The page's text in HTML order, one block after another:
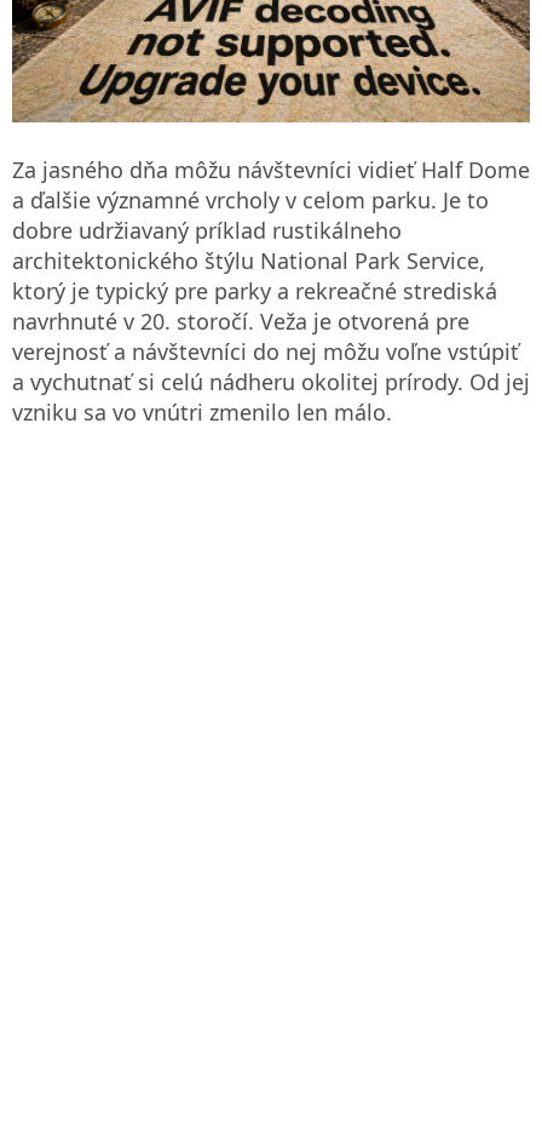
Za jasného dňa môžu návštevníci vidieť Half Dome
a ďalšie významné vrcholy v celom parku. Je to
dobre udržiavaný príklad rustikálneho
architektonického štýlu National Park Service,
ktorý je typický pre parky a rekreačné strediská
navrhnuté v 20. storočí. Veža je otvorená pre
verejnosť a návštevníci do nej môžu voľne vstúpiť
a vychutnať si celú nádheru okolitej prírody. Od jej
vzniku sa vo vnútri zmenilo len málo.